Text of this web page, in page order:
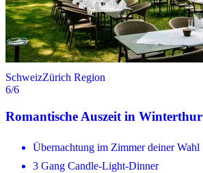
SchweizZürich Region
6/6
Romantische Auszeit in Winterthur
Übernachtung im Zimmer deiner Wahl
3 Gang Candle-Light-Dinner